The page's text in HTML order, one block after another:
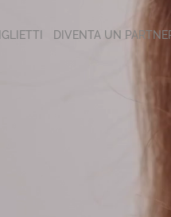
DIVENTA UN